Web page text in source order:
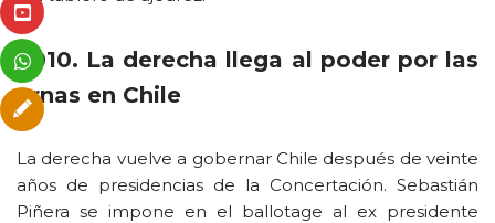
2010. La derecha llega al poder por las
urnas en Chile
La derecha vuelve a gobernar Chile después de veinte
años de presidencias de la Concertación. Sebastián
Piñera se impone en el ballotage al ex presidente